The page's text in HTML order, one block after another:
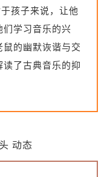
于孩子来说，让他
们学习音乐的兴
鼠的幽默诙谐与交
读了古典音乐的抑